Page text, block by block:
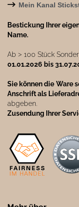
→ Mein Kanal
Bestickung Ihrer
Name.
Ab ˃ 100 Stück
01.01.2026 bis
Sie können die Ware
Anschrift als
abgeben.
Zusendung Ihrer